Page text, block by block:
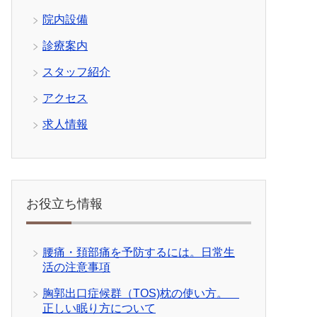
院内設備
診療案内
スタッフ紹介
アクセス
求人情報
お役立ち情報
腰痛・頚部痛を予防するには。日常生
活の注意事項
胸郭出口症候群（TOS)枕の使い方。
正しい眠り方について